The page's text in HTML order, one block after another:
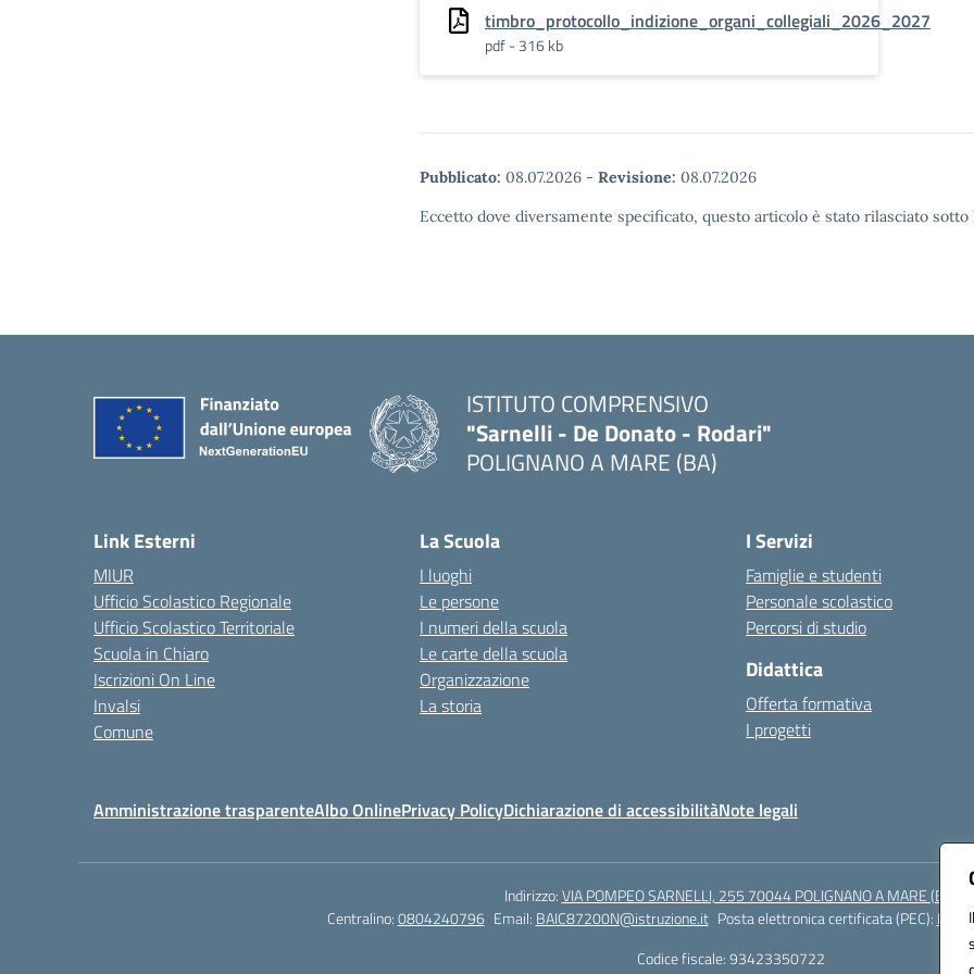
timbro_protocollo_indizione_organi_collegiali_2026_2027
pdf - 316 kb
Pubblicato: 08.07.2026 - Revisione: 08.07.2026
Eccetto dove diversamente specificato, questo articolo è stato rilasciato
ISTITUTO COMPRENSIVO
"Sarnelli - De Donato - Rodari"
POLIGNANO A MARE (BA)
Link Esterni
MIUR
Ufficio Scolastico Regionale
Ufficio Scolastico Territoriale
Scuola in Chiaro
Iscrizioni On Line
Invalsi
Comune
La Scuola
I luoghi
Le persone
I numeri della scuola
Le carte della scuola
Organizzazione
La storia
I Servizi
Famiglie e studenti
Personale scolastico
Percorsi di studio
Didattica
Offerta formativa
I progetti
Amministrazione trasparenteAlbo OnlinePrivacy PolicyDichiarazione di accessibilitàNote legali
Indirizzo:VIA POMPEO SARNELLI, 255 70044 POLIGNANO A MARE (BA)
Centralino:0804240796 Email: BAIC87200N@istruzione.it Posta elettronica certificata (PEC):
Codice fiscale: 93423350722